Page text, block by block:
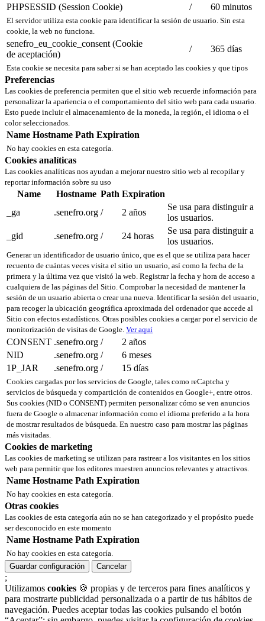
PHPSESSID (Session Cookie)
/ 60 minutos
El servidor utiliza esta cookie para identificar la sesión de usuario. Sin esta
cookie, la web no funciona.
senefro_eu_cookie_consent (Cookie
de aceptación)
/ 365 días
Esta cookie se necesita para saber si se han aceptado las cookies y que tipos
Preferencias
Las cookies de preferencia permiten que el sitio web recuerde información para
personalizar la apariencia o el comportamiento del sitio web para cada usuario.
Esto puede incluir el almacenamiento de la moneda, la región, el idioma o el
color seleccionados.
Name Hostname Path Expiration
No hay cookies en esta categoría.
Cookies analíticas
Las cookies analíticas nos ayudan a mejorar nuestro sitio web al recopilar y
reportar información sobre su uso
Name Hostname Path Expiration
_ga
.senefro.org / 2 años
Se usa para distinguir a
los usuarios.
_gid
.senefro.org / 24 horas
Se usa para distinguir a
los usuarios.
Generar un identificador de usuario único, que es el que se utiliza para hacer
recuento de cuántas veces visita el sitio un usuario, así como la fecha de la
primera y la última vez que visitó la web. Registrar la fecha y hora de acceso a
cualquiera de las páginas del Sitio. Comprobar la necesidad de mantener la
sesión de un usuario abierta o crear una nueva. Identificar la sesión del usuario,
para recoger la ubicación geográfica aproximada del ordenador que accede al
Sitio con efectos estadísticos. Otras posibles cookies a cargar por el servicio de
monitorización de visitas de Google. Ver aquí
CONSENT .senefro.org /
2 años
NID
.senefro.org /
6 meses
1P_JAR
.senefro.org / 15 días
Cookies cargadas por los servicios de Google, tales como reCaptcha y
servicios de búsqueda y compartición de contenidos en Google+, entre otros.
Sus cookies (NID o CONSENT) permiten personalizar cómo se ven anuncios
fuera de Google o almacenar información como el idioma preferido a la hora
de mostrar resultados de búsqueda. En nuestro caso para mostrar las páginas
más visitadas.
Cookies de marketing
Las cookies de marketing se utilizan para rastrear a los visitantes en los sitios
web para permitir que los editores muestren anuncios relevantes y atractivos.
Name Hostname Path Expiration
No hay cookies en esta categoría.
Otras cookies
Las cookies de esta categoría aún no se han categorizado y el propósito puede
ser desconocido en este momento
Name Hostname Path Expiration
No hay cookies en esta categoría.
Guardar configuración
Cancelar
;
Utilizamos cookies 🍪 propias y de terceros para fines analíticos y
para mostrarte publicidad personalizada o a partir de tus hábitos de
navegación. Puedes aceptar todas las cookies pulsando el botón